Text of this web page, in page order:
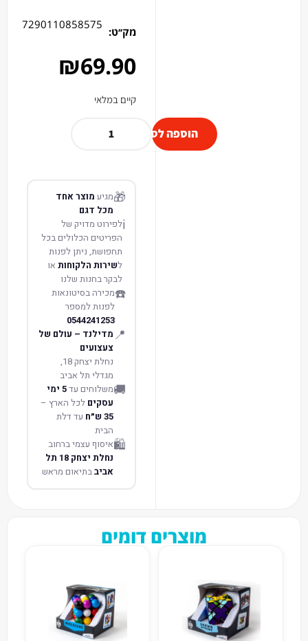
מק׳׳ט:
7290110858575
₪69.90
קיים במלאי
הוספה לסל
🎁מגיע מוצר אחד
מכל דגם
ℹ️לפירוט מדויק של
הפריטים הכלולים בכל
תחפושת, ניתן לפנות
לשירות הלקוחות או
לבקר בחנות שלנו
☎️מכירה בסיטונאות
לפנות למספר
0544241253
📍 מדילנד – עולם של
צעצועים
נחלת יצחק 18,
מגדלי תל אביב
🚚משלוחים עד 5 ימי
עסקים לכל הארץ –
35 ש״ח
עד דלת
הבית
🛍️איסוף עצמי ברחוב
נחלת יצחק 18 תל
אביבבתיאום מראש
מוצרים דומים